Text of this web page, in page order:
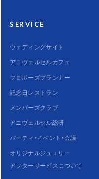
SERVICE
ウェディングサイト
アニヴェルセルカフェ
プロポーズプランナー
記念日レストラン
メンバーズクラブ
アニヴェルセル総研
パーティ・イベント・会議
オリジナルジュエリー
アフターサービスについて